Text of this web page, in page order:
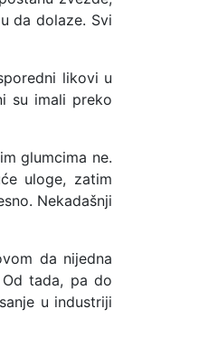
da dolaze. Svi
likovi u
su imali preko
glumcima ne.
uloge, zatim
Nekadašnji
da nijedna
tada, pa do
u industriji